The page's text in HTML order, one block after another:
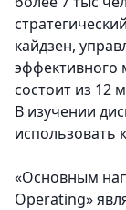
кайдзен,
эффективного
состоит из 12
В изучении
использовать
«Основным
Operating»